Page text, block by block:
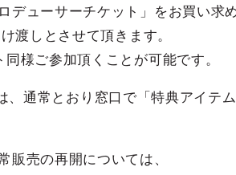
デューサーチケット」をお買い求
渡しとさせて頂きます。
様ご参加頂くことが可能です。
通常とおり窓口で「特典アイテ
販売の再開については、